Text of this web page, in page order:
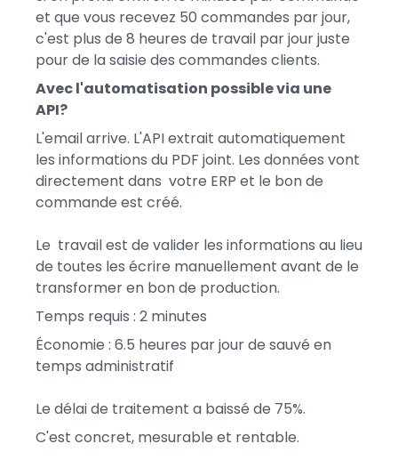
et que vous recevez 50 commandes par jour,
c'est plus de 8 heures de travail par jour juste
pour de la saisie des commandes clients.
Avec l'automatisation possible via une
API?
L'email arrive. L'API extrait automatiquement
les informations du PDF joint. Les données vont
directement dans votre ERP et le bon de
commande est créé.
Le travail est de valider les informations au lieu
de toutes les écrire manuellement avant de le
transformer en bon de production.
Temps requis : 2 minutes
Économie : 6.5 heures par jour de sauvé en
temps administratif
Le délai de traitement a baissé de 75%.
C'est concret, mesurable et rentable.